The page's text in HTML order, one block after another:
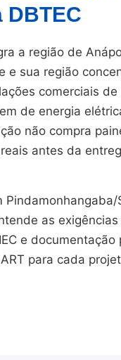
DBTEC
a região de
e sua região
comerciais
de energia
não compra
antes da
as
e
para cada